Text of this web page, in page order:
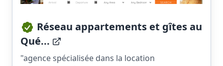
Réseau appartements et gîtes au
Qué...
"agence spécialisée dans la location